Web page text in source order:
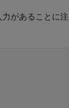
があることに注